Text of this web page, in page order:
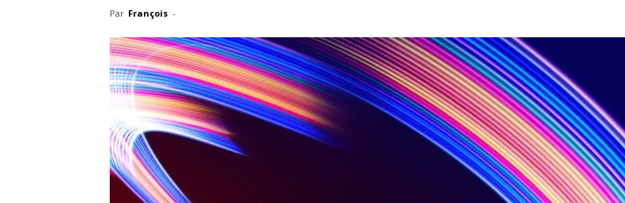
Par François -